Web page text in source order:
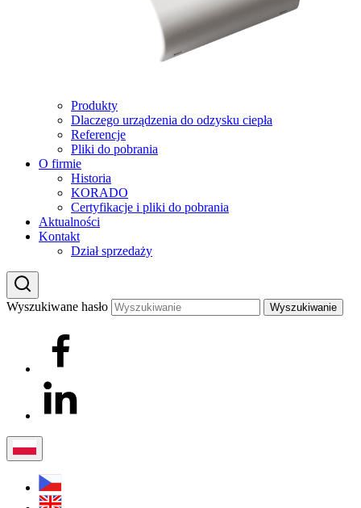
Produkty
Dlaczego urządzenia do odzysku ciepła
Referencje
Pliki do pobrania
O firmie
Historia
KORADO
Certyfikacje i pliki do pobrania
Aktualności
Kontakt
Dział sprzedaży
Wyszukiwane hasło Wyszukiwanie